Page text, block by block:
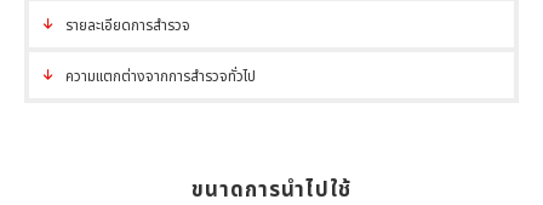
รายละเอียดการสำรวจ
ความแตกต่างจากการสำรวจทั่วไป
ขนาดการนำไปใช้